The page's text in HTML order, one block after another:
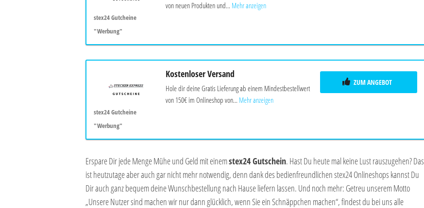
stex24 Gutcheine
"Werbung"
von neuen Produkten und... Mehr anzeigen
stex24 Gutcheine
"Werbung"
Kostenloser Versand
Hole dir deine Gratis Lieferung ab einem Mindestbestellwert
von 150€ im Onlineshop von... Mehr anzeigen
ZUM ANGEBOT
Erspare Dir jede Menge Mühe und Geld mit einemstex24 Gutschein. Hast Du heute mal keine Lust rauszugehen? Das
ist heutzutage aber auch gar nicht mehr notwendig, denn dank des bedienfreundlichen stex24 Onlineshops kannst Du
Dir auch ganz bequem deine Wunschbestellung nach Hause liefern lassen. Und noch mehr: Getreu unserem Motto
„Unsere Nutzer sind machen wir nur dann glücklich, wenn Sie ein Schnäppchen machen“, findest du bei uns alle